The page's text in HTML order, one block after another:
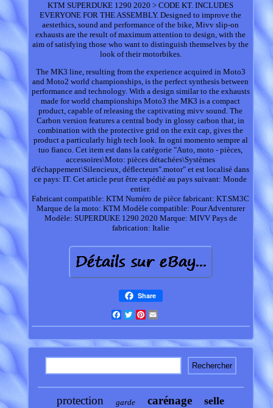
KTM SUPERDUKE 1290 2020 > CODE KT. INCLUDES
EVERYONE FOR THE ASSEMBLY. Designed to improve the
aestethics, sound and performance of the bike, Mivv slip-on
exhausts are the result of maximum attention to design, with the
aim of satisfying those who want to distinguish themselves by the
look of their motorbikes.
The MK3 line, resulting from the experience acquired in Moto3
and Moto2 world championships, is the perfect synthesis between
performance and technology. With a design similar to the exhausts
made for world championships Moto3 the MK3 is a compact
product, capable of releasing the captivating mivv sound. The
Carbon version features a central body in glossy carbon that, in
combination with the protective grid on the exit cap, gives the
product a particularly high tech look. In ogni momento sempre al
tuo fianco. Cet item est dans la catégorie "Auto, moto - pièces,
accessoires\Moto: pièces détachées\Systèmes
d'échappement\Silencieux, déflecteurs".motor" et est localisé dans
ce pays: IT. Cet article peut être expédié au pays suivant: Monde
entier.
Fabricant compatible: KTM Numéro de pièce fabricant: KT.SM3C
Marque de la moto: KTM Modèle compatible: Pour Adventurer
Modèle: SUPERDUKE 1290 2020 Marque: MIVV Pays de
fabrication: Italie
Share
Facebook
TwitterPinterest
protection garde carénage selle